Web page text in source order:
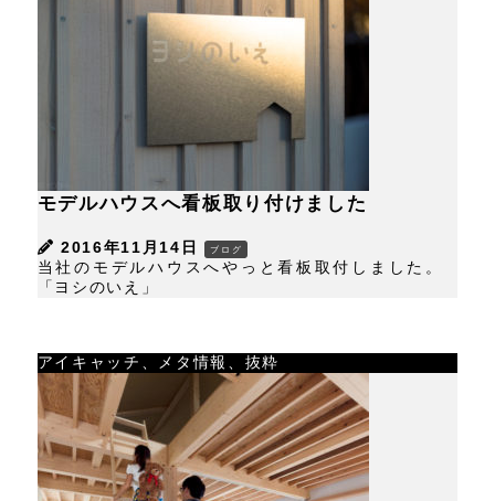
モデルハウスへ看板取り付けました
2016年11月14日 ブログ
当社のモデルハウスへやっと看板取付しました。
「ヨシのいえ」
アイキャッチ、メタ情報、抜粋